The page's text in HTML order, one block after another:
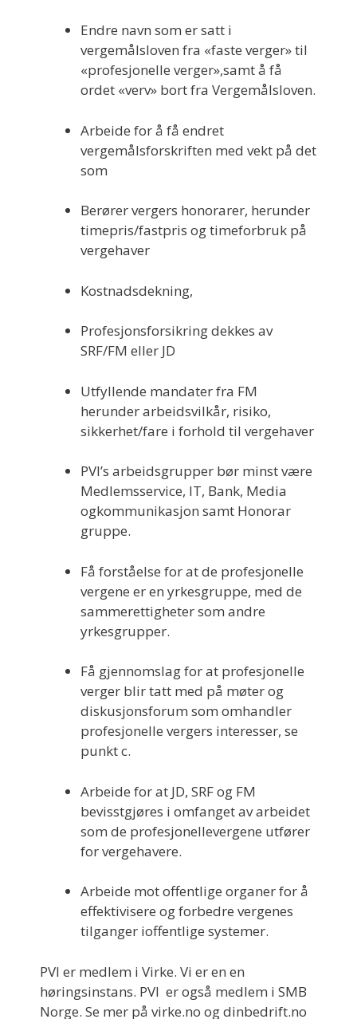
Endre navn som er satt i
vergemålsloven fra «faste verger» til
«profesjonelle verger»,samt å få
ordet «verv» bort fra Vergemålsloven.
Arbeide for å få endret
vergemålsforskriften med vekt på det
som
Berører vergers honorarer, herunder
timepris/fastpris og timeforbruk på
vergehaver
Kostnadsdekning,
Profesjonsforsikring dekkes av
SRF/FM eller JD
Utfyllende mandater fra FM
herunder arbeidsvilkår, risiko,
sikkerhet/fare i forhold til vergehaver
PVI’s arbeidsgrupper bør minst være
Medlemsservice, IT, Bank, Media
ogkommunikasjon samt Honorar
gruppe.
Få forståelse for at de profesjonelle
vergene er en yrkesgruppe, med de
sammerettigheter som andre
yrkesgrupper.
Få gjennomslag for at profesjonelle
verger blir tatt med på møter og
diskusjonsforum som omhandler
profesjonelle vergers interesser, se
punkt c.
Arbeide for at JD, SRF og FM
bevisstgjøres i omfanget av arbeidet
som de profesjonellevergene utfører
for vergehavere.
Arbeide mot offentlige organer for å
effektivisere og forbedre vergenes
tilganger ioffentlige systemer.
PVI er medlem i Virke. Vi er en en
høringsinstans. PVI er også medlem i SMB
Norge. Se mer på virke.no og dinbedrift.no